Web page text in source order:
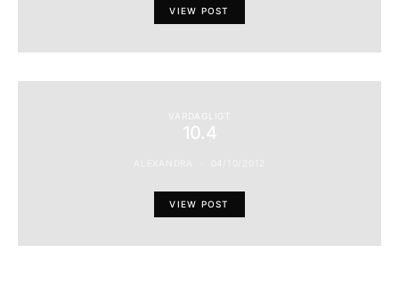
VIEW POST
VARDAGLIGT
10.4
VIEW POST